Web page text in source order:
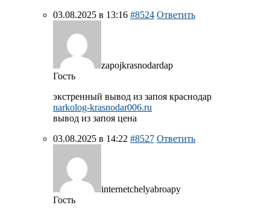
03.08.2025 в 13:16 #8524 Ответить
zapojkrasnodardap
Гость
экстренный вывод из запоя краснодар
narkolog-krasnodar006.ru
вывод из запоя цена
03.08.2025 в 14:22 #8527 Ответить
internetchelyabroapy
Гость